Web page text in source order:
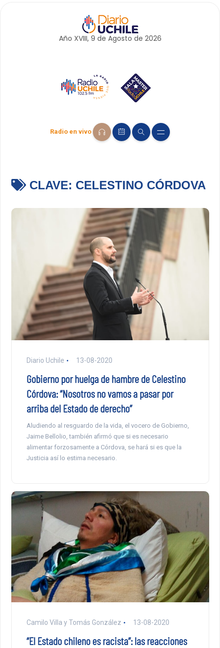
Año XVIII, 9 de Agosto de 2026
Radio en vivo
CLAVE: CELESTINO CÓRDOVA
Diario Uchile 13-08-2020
Gobierno por huelga de hambre de Celestino
Córdova: “Nosotros no vamos a pasar por
arriba del Estado de derecho”
Aludiendo al resguardo de la vida, el vocero de Gobierno,
Jaime Bellolio, también afirmó que si es necesario
alimentar forzosamente a Córdova, se hará si es que la
Justicia así lo estima necesario.
Camilo Villa y Tomás González 13-08-2020
“El Estado chileno es racista”: las reacciones